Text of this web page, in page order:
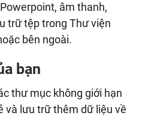
âm thanh,
trữ tệp trong Thư viện
bên ngoài.
bạn
thư mục không giới hạn
và lưu trữ thêm dữ liệu về